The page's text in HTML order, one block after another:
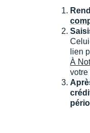
lien
À
votre